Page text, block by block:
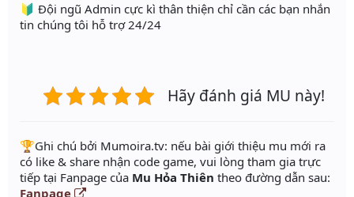
🔰 Đội ngũ Admin cực kì thân thiện chỉ cần các bạn nhắn
tin chúng tôi hỗ trợ 24/24
Hãy đánh giá MU này!
️🏆Ghi chú bởi Mumoira.tv: nếu bài giới thiệu mu mới ra
có like & share nhận code game, vui lòng tham gia trực
tiếp tại Fanpage của Mu Hỏa Thiên theo đường dẫn sau:
Fanpage